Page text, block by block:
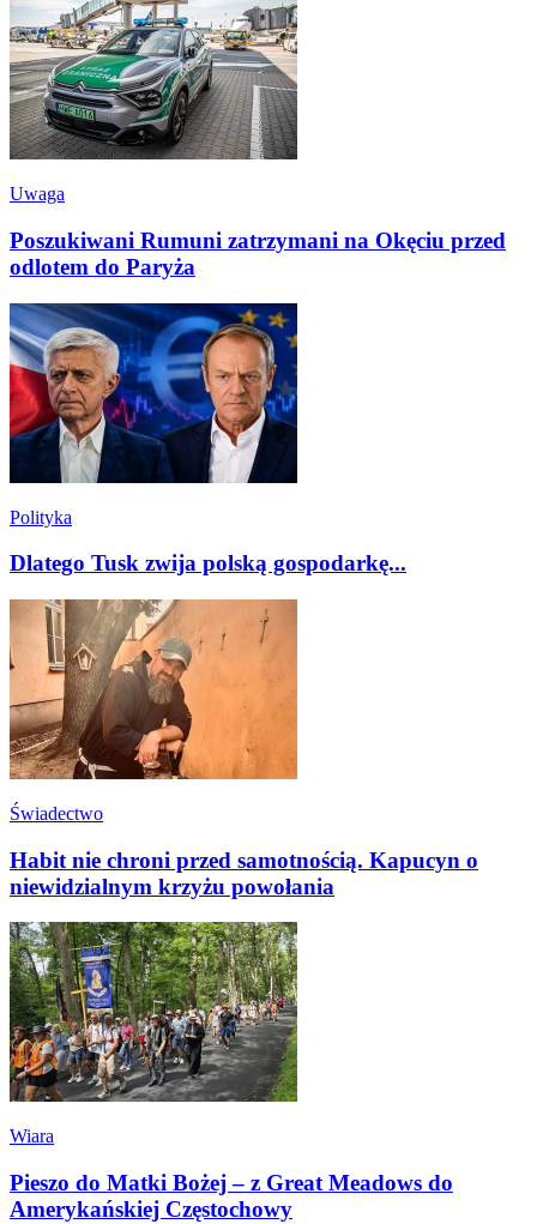
Uwaga
Poszukiwani Rumuni zatrzymani na Okęciu przed
odlotem do Paryża
Polityka
Dlatego Tusk zwija polską gospodarkę...
Świadectwo
Habit nie chroni przed samotnością. Kapucyn o
niewidzialnym krzyżu powołania
Wiara
Pieszo do Matki Bożej – z Great Meadows do
Amerykańskiej Częstochowy